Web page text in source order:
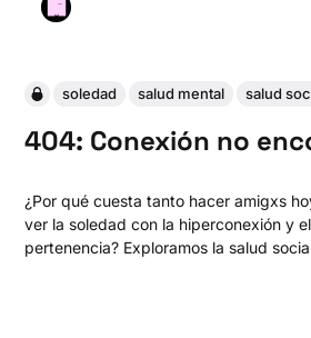
soledad salud mental salud
404: Conexión no
¿Por qué cuesta tanto hacer amigxs
ver la soledad con la hiperconexión y
pertenencia? Exploramos la salud